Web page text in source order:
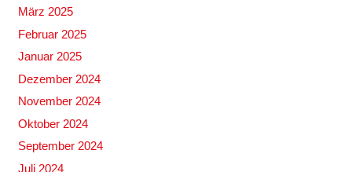
März 2025
Februar 2025
Januar 2025
Dezember 2024
November 2024
Oktober 2024
September 2024
Juli 2024